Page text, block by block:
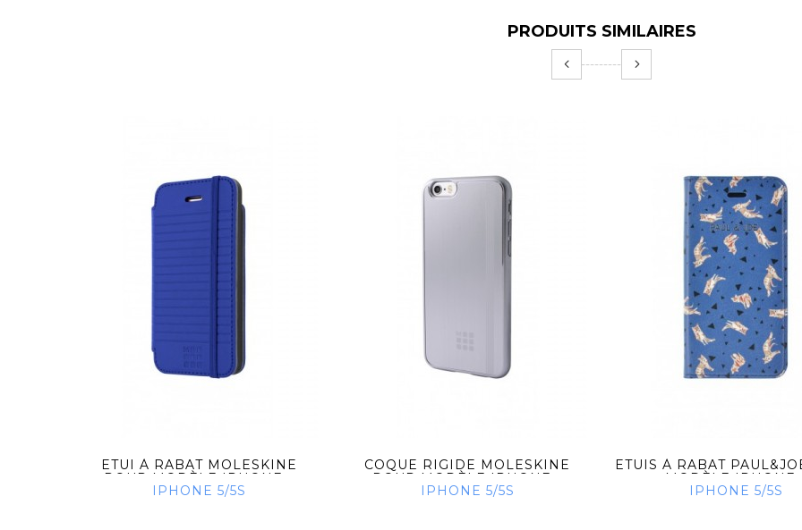
PRODUITS SIMILAIRES
ETUI À RABAT MOLESKINE
POUR MODÈLE IPHONE...
IPHONE 5/5S
COQUE RIGIDE MOLESKINE
POUR MODÈLE IPHONE...
IPHONE 5/5S
ETUIS À RABAT
MODÈLE
IPHONE 5/5S